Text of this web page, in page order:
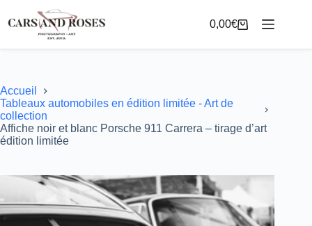
au
contenu
Panier
0,00€
Accueil
Tableaux automobiles en édition limitée - Art de
collection
Affiche noir et blanc Porsche 911 Carrera – tirage d’art
édition limitée